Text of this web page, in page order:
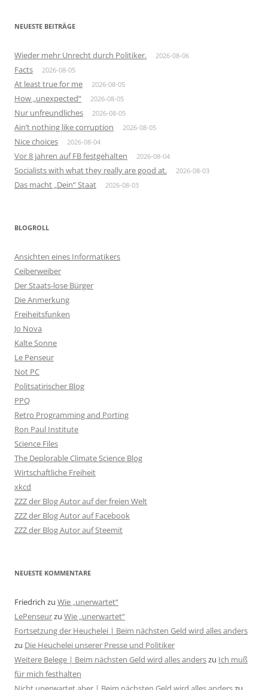
NEUESTE BEITRÄGE
Wieder mehr Unrecht durch Politiker. 2026-08-06
Facts 2026-08-05
At least true for me 2026-08-05
How „unexpected“ 2026-08-05
Nur unfreundliches 2026-08-05
Ain’t nothing like corruption 2026-08-05
Nice choices 2026-08-04
Vor 8 jahren auf FB festgehalten 2026-08-04
Socialists with what they really are good at. 2026-08-03
Das macht „Dein“ Staat 2026-08-03
BLOGROLL
Ansichten eines Informatikers
Ceiberweiber
Der Staats-lose Bürger
Die Anmerkung
Freiheitsfunken
Jo Nova
Kalte Sonne
Le Penseur
Not PC
Politsatirischer Blog
PPQ
Retro Programming and Porting
Ron Paul Institute
Science Files
The Deplorable Climate Science Blog
Wirtschaftliche Freiheit
xkcd
ZZZ der Blog Autor auf der freien Welt
ZZZ der Blog Autor auf Facebook
ZZZ der Blog Autor auf Steemit
NEUESTE KOMMENTARE
Friedrich zu Wie „unerwartet“
LePenseurzu Wie „unerwartet“
Fortsetzung der Heuchelei | Beim nächsten Geld wird alles anders
zu Die Heuchelei unserer Presse und Politiker
Weitere Belege | Beim nächsten Geld wird alles anderszu Ich muß
für mich festhalten